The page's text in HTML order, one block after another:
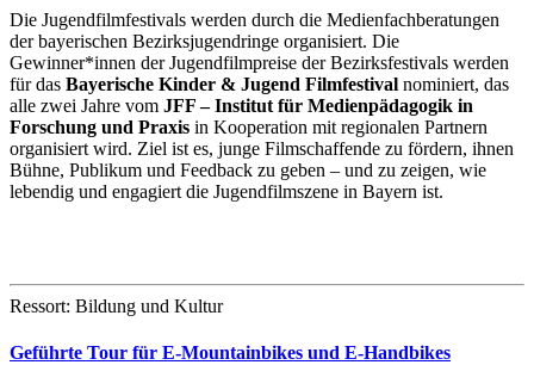
Die Jugendfilmfestivals werden durch die Medienfachberatungen
der bayerischen Bezirksjugendringe organisiert. Die
Gewinner*innen der Jugendfilmpreise der Bezirksfestivals werden
für das Bayerische Kinder & Jugend Filmfestival nominiert, das
alle zwei Jahre vom JFF – Institut für Medienpädagogik in
Forschung und Praxis in Kooperation mit regionalen Partnern
organisiert wird. Ziel ist es, junge Filmschaffende zu fördern, ihnen
Bühne, Publikum und Feedback zu geben – und zu zeigen, wie
lebendig und engagiert die Jugendfilmszene in Bayern ist.
Ressort: Bildung und Kultur
Geführte Tour für E-Mountainbikes und E-Handbikes